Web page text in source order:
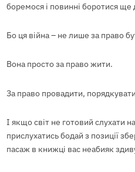
боремося і повинні боротися ще
Бо ця війна – не лише за право
Вона просто за право жити.
За право провадити,
І якщо світ не готовий слухати
прислухатись бодай з позиції
пасаж в книжці вас неабияк